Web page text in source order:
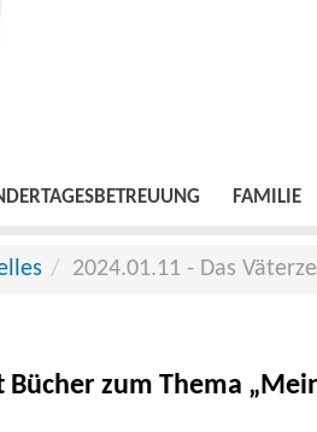
FAMILIE
2024.01.11 - Das
zum Thema